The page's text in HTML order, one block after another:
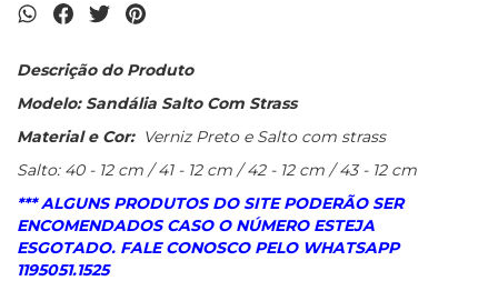
Descrição do Produto
Modelo: Sandália Salto Com Strass
Material e Cor: Verniz Preto e Salto com strass
Salto: 40 - 12 cm / 41 - 12 cm / 42 - 12 cm / 43 - 12 cm
*** ALGUNS PRODUTOS DO SITE PODERÃO SER
ENCOMENDADOS CASO O NÚMERO ESTEJA
ESGOTADO. FALE CONOSCO PELO WHATSAPP
1195051.1525